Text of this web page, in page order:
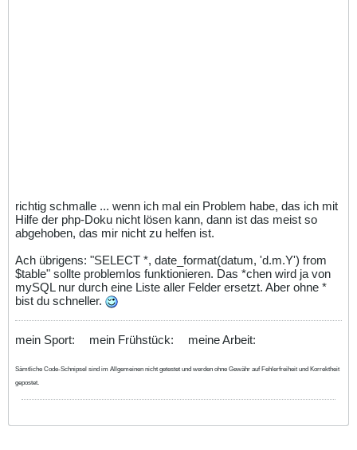
richtig schmalle ... wenn ich mal ein Problem habe, das ich mit
Hilfe der php-Doku nicht lösen kann, dann ist das meist so
abgehoben, das mir nicht zu helfen ist.
Ach übrigens: "SELECT *, date_format(datum, 'd.m.Y') from
$table" sollte problemlos funktionieren. Das *chen wird ja von
mySQL nur durch eine Liste aller Felder ersetzt. Aber ohne *
bist du schneller.
mein Sport: mein Frühstück: meine Arbeit:
Sämtliche Code-Schnipsel sind im Allgemeinen nicht getestet und werden ohne Gewähr auf Fehlerfreiheit und Korrektheit
gepostet.